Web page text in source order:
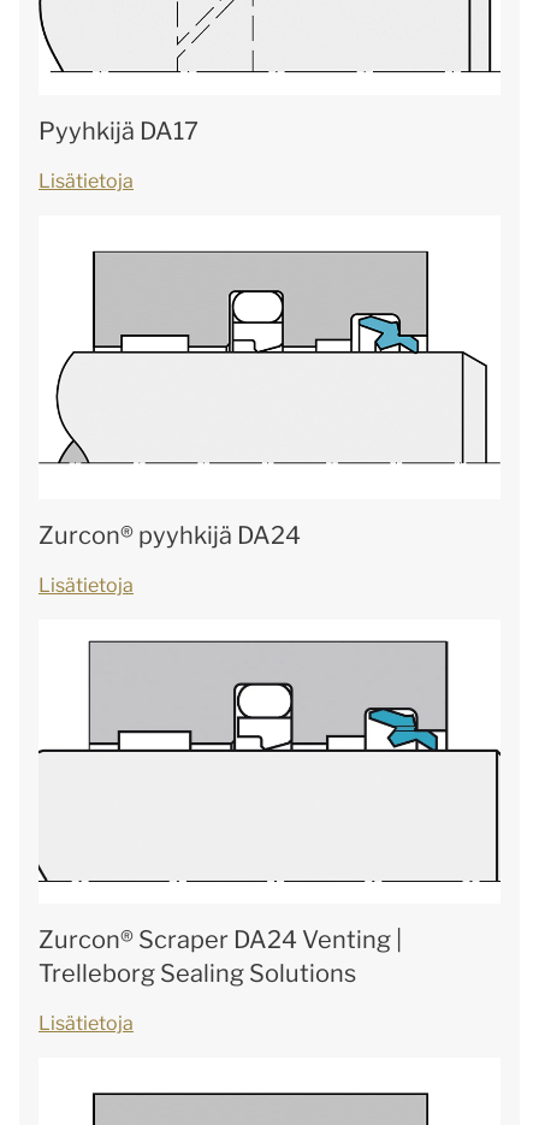
Pyyhkijä DA17
Lisätietoja
Zurcon® pyyhkijä DA24
Lisätietoja
Zurcon® Scraper DA24 Venting |
Trelleborg Sealing Solutions
Lisätietoja